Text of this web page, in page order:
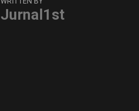
Jurnal1st